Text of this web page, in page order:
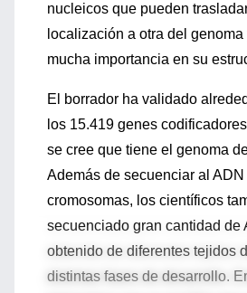
nucleicos que pueden
localización a otra del
mucha importancia en su
El borrador ha validado
los 15.419 genes
se cree que tiene el genoma
Además de secuenciar al
cromosomas, los científicos
secuenciado gran cantidad de
obtenido de diferentes tejidos
distintas fases de desarrollo.